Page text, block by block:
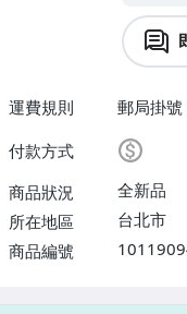
運費規則
郵局掛
付款方式
商品狀況
全新品
所在地區
台北市
商品編號